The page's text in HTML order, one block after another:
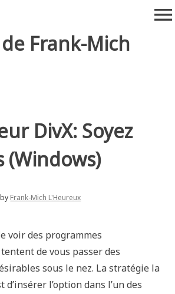
Frank-Mich
menu
DivX: Soyez
by Frank-Mich L'Heureux
voir des programmes
de vous passer des
sous le nez. La stratégie la
d’insérer l’option dans l’un des